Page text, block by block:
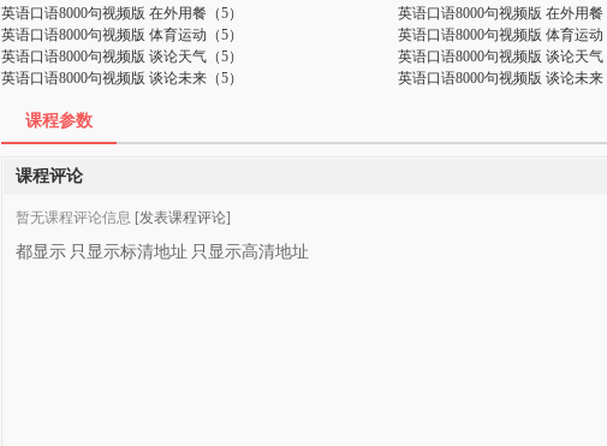
英语口语8000句视频版 在外用餐（5）
英语口语8000句视频版 在外用餐
英语口语8000句视频版 体育运动（5）
英语口语8000句视频版 体育运动
英语口语8000句视频版 谈论天气（5）
英语口语8000句视频版 谈论天气
英语口语8000句视频版 谈论未来（5）
英语口语8000句视频版 谈论未来
课程参数
课程评论
暂无课程评论信息 [发表课程评论]
都显示 只显示标清地址 只显示高清地址